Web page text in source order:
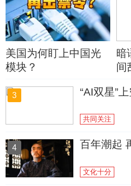
美国为何盯上中国光
模块？
暗
间
3 “AI双星”
共同关注
4 百年潮起
文化十分